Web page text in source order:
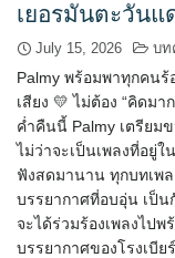
เยอรมันตะวันแ
July 15, 2026 บท
Palmy พร้อมพาทุกคนร้
เสียง 💛 ไม่ต้อง “คิดมา
ค่ำคืนนี้ Palmy เตรียม
ไม่ว่าจะเป็นเพลงที่อยู่
ฟังสดมานาน ทุกบทเพ
บรรยากาศที่อบอุ่น เป็น
จะได้ร่วมร้องเพลงไป
บรรยากาศของโรงเบี